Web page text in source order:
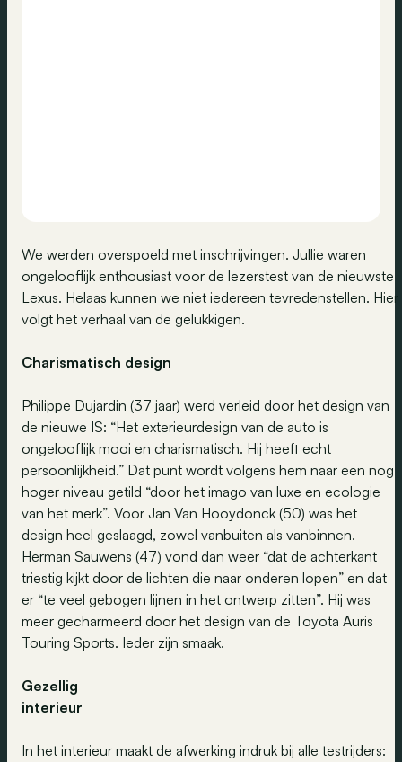
We werden overspoeld met inschrijvingen. Jullie waren
ongelooflijk enthousiast voor de lezerstest van de nieuwste
Lexus. Helaas kunnen we niet iedereen tevredenstellen. Hier
volgt het verhaal van de gelukkigen.
Charismatisch design
Philippe Dujardin (37 jaar) werd verleid door het design van
de nieuwe IS: “Het exterieurdesign van de auto is
ongelooflijk mooi en charismatisch. Hij heeft echt
persoonlijkheid.” Dat punt wordt volgens hem naar een nog
hoger niveau getild “door het imago van luxe en ecologie
van het merk”. Voor Jan Van Hooydonck (50) was het
design heel geslaagd, zowel vanbuiten als vanbinnen.
Herman Sauwens (47) vond dan weer “dat de achterkant
triestig kijkt door de lichten die naar onderen lopen” en dat
er “te veel gebogen lijnen in het ontwerp zitten”. Hij was
meer gecharmeerd door het design van de Toyota Auris
Touring Sports. Ieder zijn smaak.
Gezellig
interieur
In het interieur maakt de afwerking indruk bij alle testrijders: